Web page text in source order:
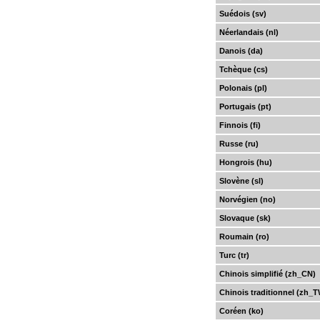
Suédois (sv)
Néerlandais (nl)
Danois (da)
Tchèque (cs)
Polonais (pl)
Portugais (pt)
Finnois (fi)
Russe (ru)
Hongrois (hu)
Slovène (sl)
Norvégien (no)
Slovaque (sk)
Roumain (ro)
Turc (tr)
Chinois simplifié (zh_CN)
Chinois traditionnel
Coréen (ko)